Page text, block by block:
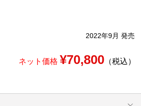
2022年9月 発売
ネット価格 ¥70,800（税込）